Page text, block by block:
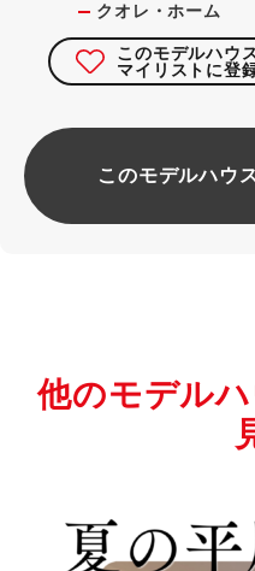
クオレ・ホーム
このモデルハウ
マイリストに登
このモデルハウ
他のモデル